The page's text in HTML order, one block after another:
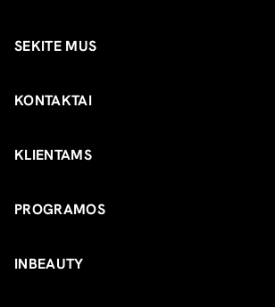
SEKITE MUS
KONTAKTAI
KLIENTAMS
PROGRAMOS
INBEAUTY